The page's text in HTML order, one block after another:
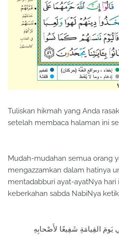
Tuliskan hikmah yang Anda
setelah membaca halaman ini
Mudah-mudahan semua orang
mengazzamkan dalam hatinya
mentadabburi ayat-ayatNya